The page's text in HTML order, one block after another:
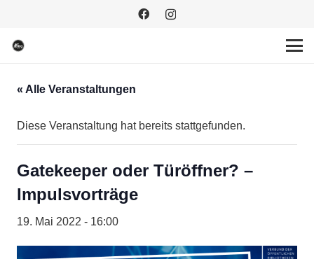
« Alle Veranstaltungen
Diese Veranstaltung hat bereits stattgefunden.
Gatekeeper oder Türöffner? –
Impulsvorträge
19. Mai 2022 - 16:00